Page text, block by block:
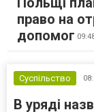
право на
допомог
Суспільство
В уряді